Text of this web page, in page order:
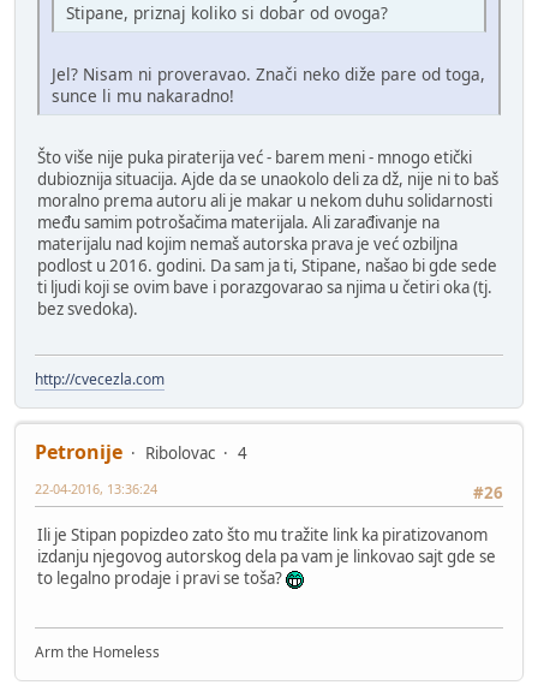
Stipane, priznaj koliko si dobar od ovoga?
Jel? Nisam ni proveravao. Znači neko diže pare od toga,
sunce li mu nakaradno!
Što više nije puka piraterija već - barem meni - mnogo etički
dubioznija situacija. Ajde da se unaokolo deli za dž, nije ni to baš
moralno prema autoru ali je makar u nekom duhu solidarnosti
među samim potrošačima materijala. Ali zarađivanje na
materijalu nad kojim nemaš autorska prava je već ozbiljna
podlost u 2016. godini. Da sam ja ti, Stipane, našao bi gde sede
ti ljudi koji se ovim bave i porazgovarao sa njima u četiri oka (tj.
bez svedoka).
http://cvecezla.com
Petronije Ribolovac
4
#26
22-04-2016, 13:36:24
Ili je Stipan popizdeo zato što mu tražite link ka piratizovanom
izdanju njegovog autorskog dela pa vam je linkovao sajt gde se
to legalno prodaje i pravi se toša?
Arm the Homeless